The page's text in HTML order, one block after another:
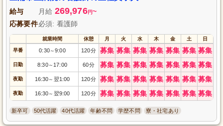
給与 月給 269,976円~
応募要件必須: 看護師
就業時間 休憩 月 火 水 木 金 土 日
早番 0:30～9:00 120分 募集 募集 募集 募集 募集 募集 募集
日勤 8:30～ 17:00 60分 募集 募集 募集 募集 募集 募集 募集
夜勤 16:30～ 翌1:00 120分 募集 募集 募集 募集 募集 募集 募集
夜勤 16:30～ 翌9:00 120分 募集 募集 募集 募集 募集 募集 募集
新卒可 50代活躍 40代活躍 年齢不問 学歴不問 寮・社宅あり